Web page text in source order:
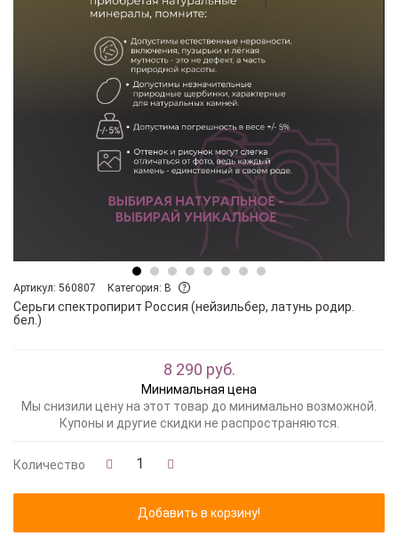
Артикул: 560807 Категория: B
Серьги спектропирит Россия (нейзильбер, латунь родир.
бел.)
8 290 руб.
Минимальная цена
Мы снизили цену на этот товар до минимально возможной.
Купоны и другие скидки не распространяются.
Количество